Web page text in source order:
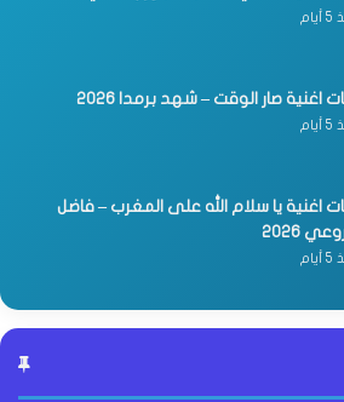
اغنية صار الوقت – شهد برمدا 2026
اغنية يا سلام الله على المغرب – فاضل
2026